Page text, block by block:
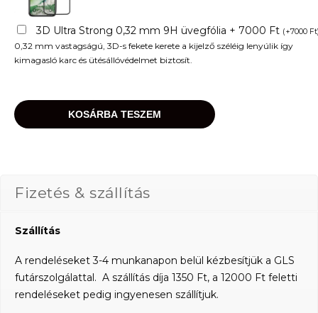
3D Ultra Strong 0,32 mm 9H üvegfólia + 7000 Ft (+7000 Ft
0,32 mm vastagságú, 3D-s fekete kerete a kijelző széléig lenyúlik így
kimagasló karc és ütésállóvédelmet biztosít.
KOSÁRBA TESZEM
Fizetés & szállítás
Szállítás
A rendeléseket 3-4 munkanapon belül kézbesítjük a GLS
futárszolgálattal. A szállítás díja 1350 Ft, a 12000 Ft feletti
rendeléseket pedig ingyenesen szállítjuk.